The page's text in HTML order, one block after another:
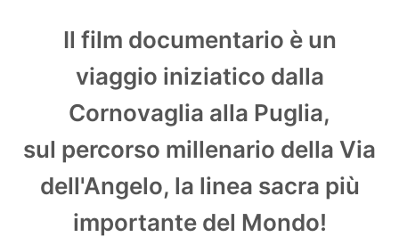
Il film documentario è un
viaggio iniziatico dalla
Cornovaglia alla Puglia,
sul percorso millenario della Via
dell'Angelo, la linea sacra più
importante del Mondo!